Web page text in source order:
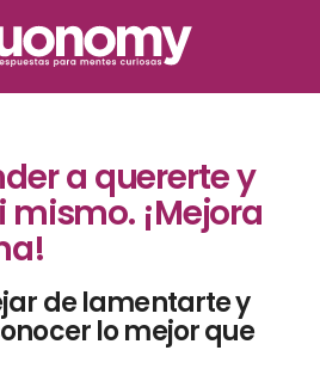
a quererte y
¡Mejora
de lamentarte y
lo mejor que